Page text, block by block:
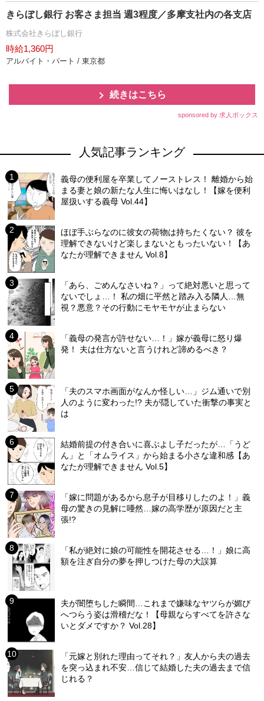
きらぼし銀行 お客さま担当 週3程度／多摩支社内の各支店
株式会社きらぼし銀行
時給1,360円
アルバイト・パート / 東京都
続きはこちら
sponsored by 求人ボックス
人気記事ランキング
義母の便利屋を卒業してノーストレス！ 離婚から始
まる妻と娘の新たな人生に悔いはなし！【嫁を便利
屋扱いする義母 Vol.44】
ほぼ手ぶらなのに彼女の荷物は持ちたくない？ 彼を
理解できないけど楽しまないともったいない！【あ
なたが理解できません Vol.8】
「あら、ごめんなさいね？」って絶対悪いと思って
ないでしょ…！ 私の畑に平然と踏み入る隣人…無
視？悪意？その行動にモヤモヤが止まらない
「義母の発言が許せない…！」嫁が義母に怒り爆
発！ 夫は仕方ないと言うけれど諦めるべき？
「夫のスマホ画面がなんか怪しい…」ジム通いで別
人のように変わった!? 夫が隠していた衝撃の事実と
は
結婚前提の付き合いに喜ぶよし子だったが…「うど
ん」と「オムライス」から始まる小さな違和感【あ
なたが理解できません Vol.5】
「嫁に問題があるから息子が目移りしたのよ！」義
母の驚きの見解に唖然…嫁の高学歴が原因だと主
張!?
「私が絶対に娘の可能性を開花させる…！」娘に高
額を注ぎ自分の夢を押しつけた母の大誤算
夫が闇堕ちした瞬間…これまで嫌味なヤツらが媚び
へつらう姿は滑稽だな！【母親ならすべてを許さな
いとダメですか？ Vol.28】
「元嫁と別れた理由ってそれ？」友人から夫の過去
を突っ込まれ不安…信じて結婚した夫の過去まで信
じれる？